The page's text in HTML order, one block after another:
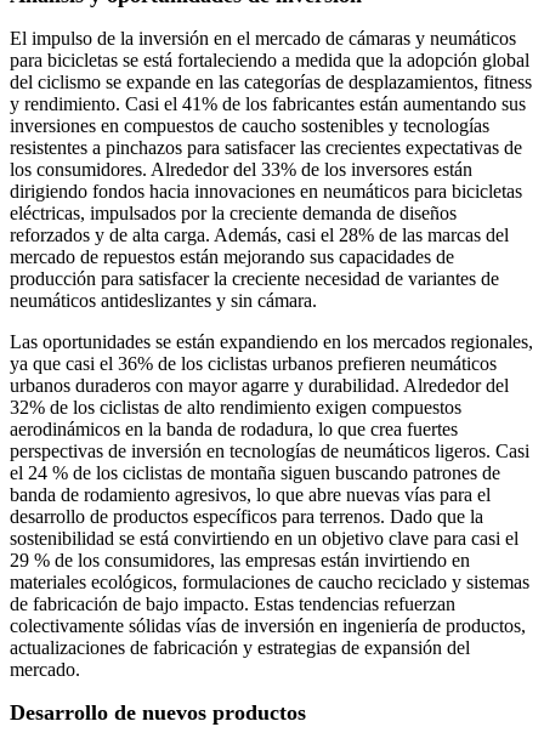
El impulso de la inversión en el mercado de cámaras y neumáticos
para bicicletas se está fortaleciendo a medida que la adopción global
del ciclismo se expande en las categorías de desplazamientos, fitness
y rendimiento. Casi el 41% de los fabricantes están aumentando sus
inversiones en compuestos de caucho sostenibles y tecnologías
resistentes a pinchazos para satisfacer las crecientes expectativas de
los consumidores. Alrededor del 33% de los inversores están
dirigiendo fondos hacia innovaciones en neumáticos para bicicletas
eléctricas, impulsados ​​por la creciente demanda de diseños
reforzados y de alta carga. Además, casi el 28% de las marcas del
mercado de repuestos están mejorando sus capacidades de
producción para satisfacer la creciente necesidad de variantes de
neumáticos antideslizantes y sin cámara.
Las oportunidades se están expandiendo en los mercados regionales,
ya que casi el 36% de los ciclistas urbanos prefieren neumáticos
urbanos duraderos con mayor agarre y durabilidad. Alrededor del
32% de los ciclistas de alto rendimiento exigen compuestos
aerodinámicos en la banda de rodadura, lo que crea fuertes
perspectivas de inversión en tecnologías de neumáticos ligeros. Casi
el 24 % de los ciclistas de montaña siguen buscando patrones de
banda de rodamiento agresivos, lo que abre nuevas vías para el
desarrollo de productos específicos para terrenos. Dado que la
sostenibilidad se está convirtiendo en un objetivo clave para casi el
29 % de los consumidores, las empresas están invirtiendo en
materiales ecológicos, formulaciones de caucho reciclado y sistemas
de fabricación de bajo impacto. Estas tendencias refuerzan
colectivamente sólidas vías de inversión en ingeniería de productos,
actualizaciones de fabricación y estrategias de expansión del
mercado.
Desarrollo de nuevos productos